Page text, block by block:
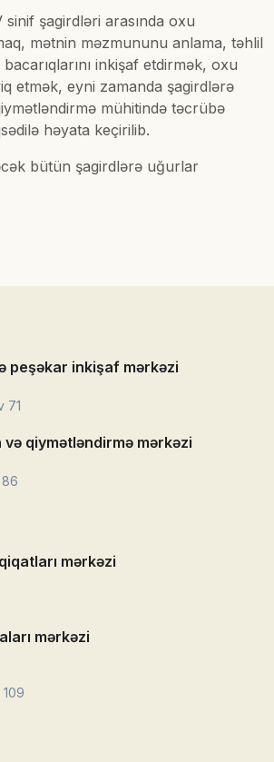
şagirdləri arasında oxu
mətnin məzmununu anlama, təhlil
inkişaf etdirmək, oxu
etmək, eyni zamanda şagirdlərə
mühitində təcrübə
həyata keçirilib.
bütün şagirdlərə uğurlar
peşəkar inkişaf mərkəzi
71
və qiymətləndirmə mərkəzi
mərkəzi
mərkəzi